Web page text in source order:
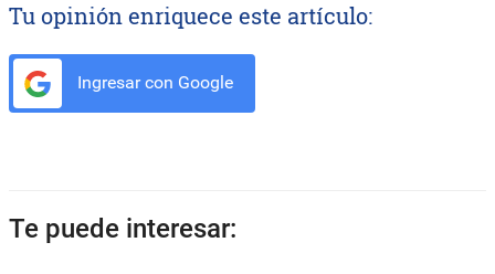
Tu opinión enriquece este artículo:
Ingresar con Google
Te puede interesar: